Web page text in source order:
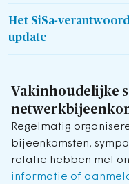
Het SiSa-
update
Vakinhoudelijke
Regelmatig
bijeenkomsten,
relatie hebben met
informatie of